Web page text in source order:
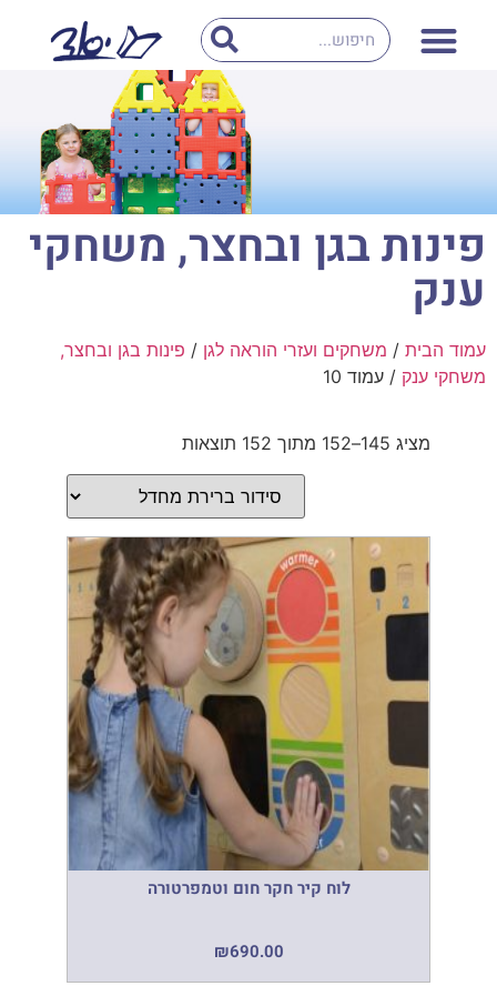
פינות בגן ובחצר, משחקי
ענק
עמוד הבית / משחקים ועזרי הוראה לגן / פינות בגן ובחצר,
משחקי ענק / עמוד 10
מציג 145–152 מתוך 152 תוצאות
לוח קיר חקר חום וטמפרטורה
₪690.00